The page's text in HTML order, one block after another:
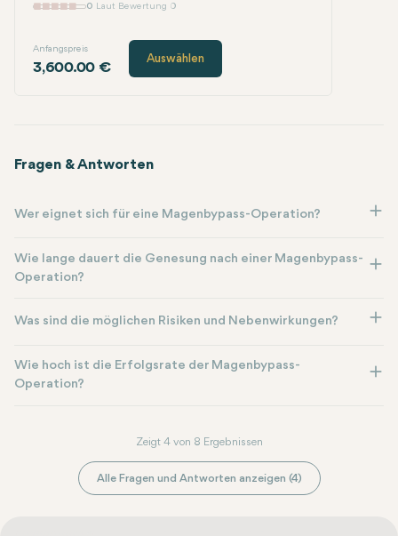
0 Laut Bewertung 0
Anfangspreis
3,600.00 €
Auswählen
Fragen & Antworten
Wer eignet sich für eine Magenbypass-Operation?
Wie lange dauert die Genesung nach einer Magenbypass-
Operation?
Was sind die möglichen Risiken und Nebenwirkungen?
Wie hoch ist die Erfolgsrate der Magenbypass-
Operation?
Zeigt 4 von 8 Ergebnissen
Alle Fragen und Antworten anzeigen (4)